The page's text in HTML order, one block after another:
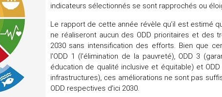
indicateurs sélectionnés se sont rapprochés ou
Le rapport de cette année révèle qu’il est estimé
ne réaliseront aucun des ODD prioritaires et des
2030 sans intensification des efforts. Bien que
l'ODD 1 (l'élimination de la pauvreté), ODD 3
éducation de qualité inclusive et équitable) et
infrastructures), ces améliorations ne sont pas
ODD respectives d'ici 2030.